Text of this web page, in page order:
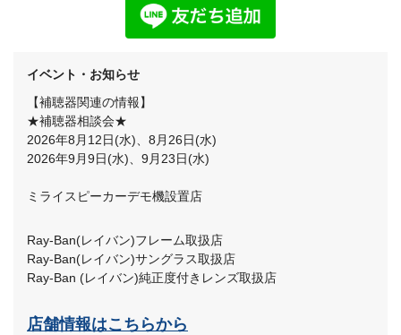
イベント・お知らせ
【補聴器関連の情報】
★補聴器相談会★
2026年8月12日(水)、8月26日(水)
2026年9月9日(水)、9月23日(水)
ミライスピーカーデモ機設置店
Ray-Ban(レイバン)フレーム取扱店
Ray-Ban(レイバン)サングラス取扱店
Ray-Ban (レイバン)純正度付きレンズ取扱店
店舗情報はこちらから